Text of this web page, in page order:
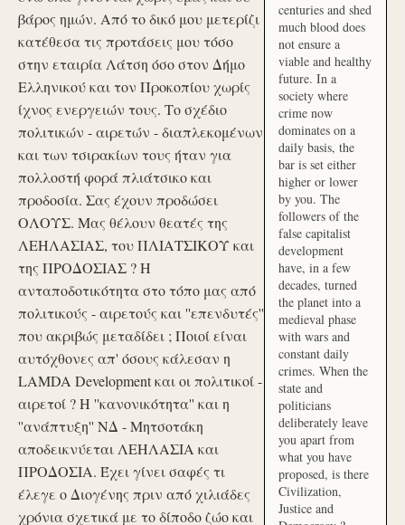
βάρος ημών. Από το δικό μου μετερίζι
κατέθεσα τις προτάσεις μου τόσο
στην εταιρία Λάτση όσο στον Δήμο
Ελληνικού και τον Προκοπίου χωρίς
ίχνος ενεργειών τους. Το σχέδιο
πολιτικών - αιρετών - διαπλεκομένων
και των τσιρακίων τους ήταν για
πολλοστή φορά πλιάτσικο και
προδοσία. Σας έχουν προδώσει
ΟΛΟΥΣ. Μας θέλουν θεατές της
ΛΕΗΛΑΣΙΑΣ, του ΠΛΙΑΤΣΙΚΟΥ και
της ΠΡΟΔΟΣΙΑΣ ? Η
ανταποδοτικότητα στο τόπο μας από
πολιτικούς - αιρετούς και ''επενδυτές''
που ακριβώς μεταδίδει ; Ποιοί είναι
αυτόχθονες απ' όσους κάλεσαν η
LAMDA Development και οι πολιτικοί -
αιρετοί ? Η ''κανονικότητα'' και η
''ανάπτυξη'' ΝΔ - Μητσοτάκη
αποδεικνύεται ΛΕΗΛΑΣΙΑ και
ΠΡΟΔΟΣΙΑ. Έχει γίνει σαφές τι
έλεγε ο Διογένης πριν από χιλιάδες
χρόνια σχετικά με το δίποδο ζώο και
centuries and shed
much blood does
not ensure a
viable and healthy
future. In a
society where
crime now
dominates on a
daily basis, the
bar is set either
higher or lower
by you. The
followers of the
false capitalist
development
have, in a few
decades, turned
the planet into a
medieval phase
with wars and
constant daily
crimes. When the
state and
politicians
deliberately leave
you apart from
what you have
proposed, is there
Civilization,
Justice and